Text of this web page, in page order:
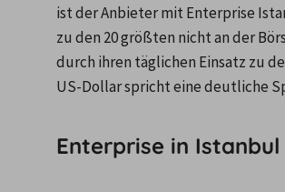
ist der Anbieter mit Enterprise
zu den 20 größten nicht an der
durch ihren täglichen Einsatz zu
US-Dollar spricht eine deutliche
Enterprise in